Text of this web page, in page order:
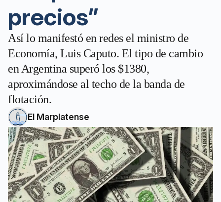
precios”
Así lo manifestó en redes el ministro de
Economía, Luis Caputo. El tipo de cambio
en Argentina superó los $1380,
aproximándose al techo de la banda de
flotación.
El Marplatense